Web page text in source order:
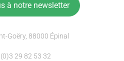
à notre newsletter
Goëry, 88000 Épinal
29 82 53 32